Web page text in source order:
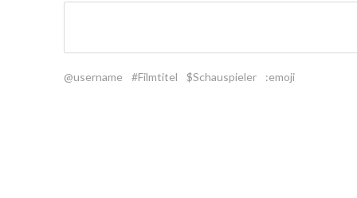
@username #Filmtitel $Schauspieler :emoji